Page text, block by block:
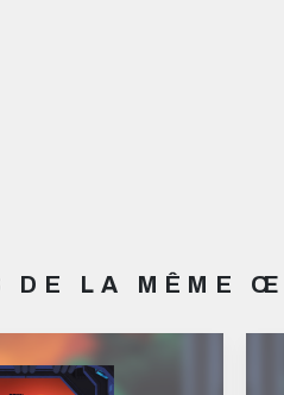
DE LA MÊME